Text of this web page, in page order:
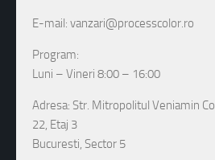
E-mail: vanzari@processcolor.ro
Program:
Luni – Vineri 8:00 – 16:00
Adresa: Str. Mitropolitul Veniamin
22, Etaj 3
Bucuresti, Sector 5